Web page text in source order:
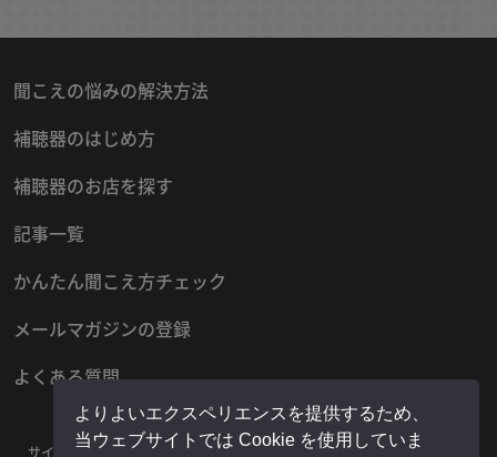
聞こえの悩みの解決方法
補聴器のはじめ方
補聴器のお店を探す
記事一覧
かんたん聞こえ方チェック
メールマガジンの登録
よくある質問
サイトマップ プライバシーポリシー お問い合わせ 運営者情報
よりよいエクスペリエンスを提供するため、
当ウェブサイトでは Cookie を使用していま